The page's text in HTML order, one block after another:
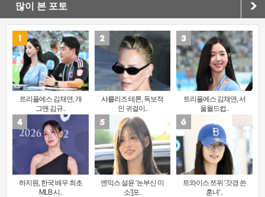
많이 본 포토
트리플에스 김채연, 개
그맨 김규..
샤를리즈 테론, 독보적
인 귀걸이..
트리플에스 김채연, 서
울월드컵..
하지원, 한국 배우 최초
MLB 시..
엔믹스 설윤 ‘눈부신 미
소’[포..
트와이스 쯔위 ‘갓경 쓴
훈녀’..